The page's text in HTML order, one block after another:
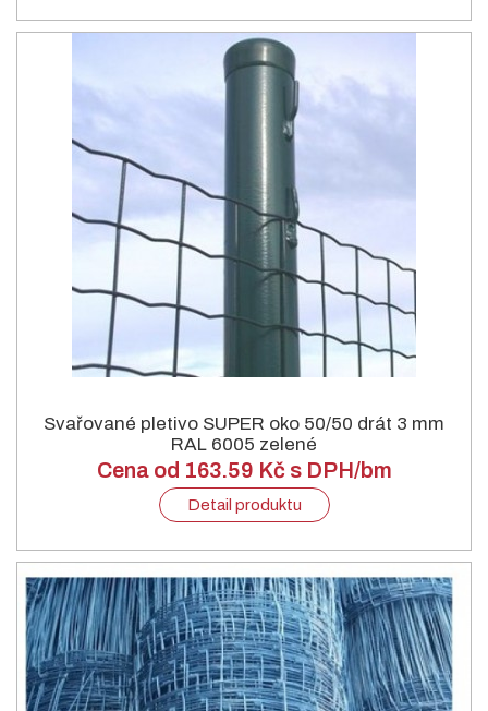
Svařované pletivo SUPER oko 50/50 drát 3 mm
RAL 6005 zelené
Cena od 163.59 Kč s DPH/bm
Detail produktu